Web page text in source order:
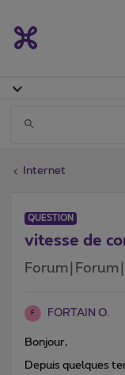
Internet
QUESTION
vitesse de
F FORTAIN O.
Bonjour,
Depuis quelques